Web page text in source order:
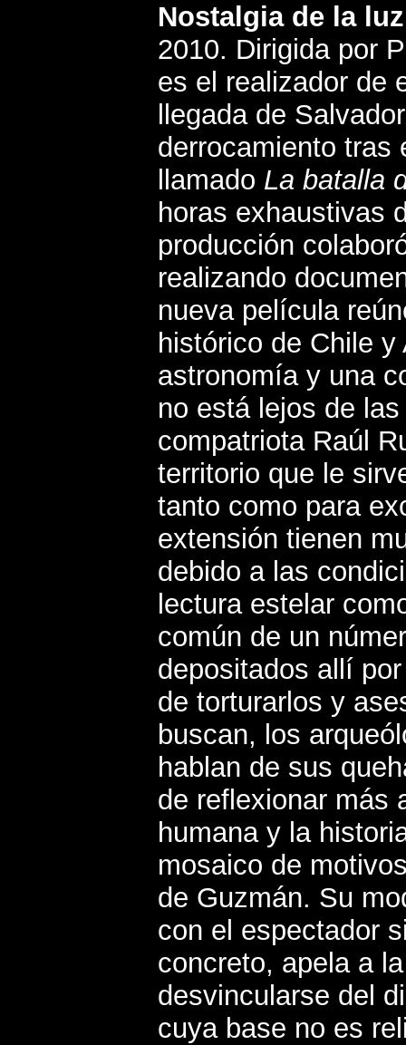
Nostalgia de la
2010. Dirigida por
es el realizador de
llegada de
derrocamiento tras
llamado La batalla
horas exhaustivas
producción
realizando
nueva película
histórico de Chile
astronomía y una
no está lejos de
compatriota Raúl
territorio que le
tanto como para
extensión tienen
debido a las
lectura estelar
común de un
depositados allí
de torturarlos y
buscan, los
hablan de sus
de reflexionar más
humana y la
mosaico de
de Guzmán. Su
con el espectador
concreto, apela a
desvincularse del
cuya base no es